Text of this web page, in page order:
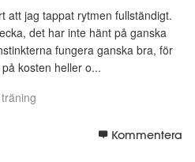
att jag tappat rytmen fullständigt.
det har inte hänt på ganska
fungera ganska bra, för
kosten heller o...
träning
Kommentera